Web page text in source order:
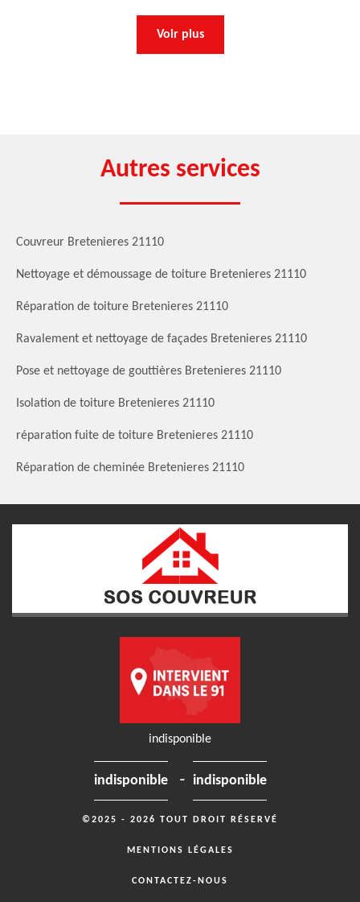
Voir plus
Autres services
Couvreur Bretenieres 21110
Nettoyage et démoussage de toiture Bretenieres 21110
Réparation de toiture Bretenieres 21110
Ravalement et nettoyage de façades Bretenieres 21110
Pose et nettoyage de gouttières Bretenieres 21110
Isolation de toiture Bretenieres 21110
réparation fuite de toiture Bretenieres 21110
Réparation de cheminée Bretenieres 21110
indisponible
indisponible - indisponible
©2025 - 2026 TOUT DROIT RÉSERVÉ
MENTIONS LÉGALES
CONTACTEZ-NOUS